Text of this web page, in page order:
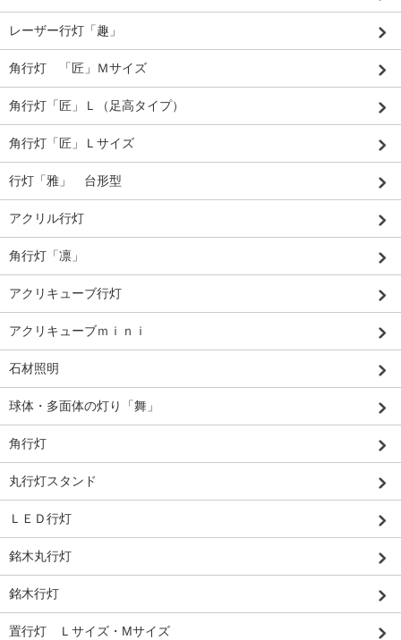
レーザー行灯「趣」
角行灯 「匠」Ｍサイズ
角行灯「匠」Ｌ（足高タイプ）
角行灯「匠」Ｌサイズ
行灯「雅」 台形型
アクリル行灯
角行灯「凛」
アクリキューブ行灯
アクリキューブｍｉｎｉ
石材照明
球体・多面体の灯り「舞」
角行灯
丸行灯スタンド
ＬＥＤ行灯
銘木丸行灯
銘木行灯
置行灯 Ｌサイズ・Mサイズ